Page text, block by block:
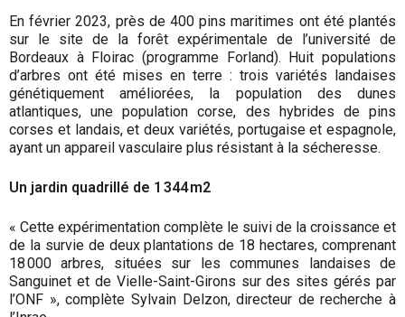
En février 2023, près de 400 pins maritimes ont été plantés
sur le site de la forêt expé­rimentale de l’université de
Bordeaux à Floirac (programme Forland). Huit popu­lations
d’arbres ont été mises en terre : trois variétés landaises
génétiquement améliorées, la population des dunes
atlantiques, une population corse, des hybrides de pins
corses et landais, et deux variétés, portugaise et espagnole,
ayant un appareil vasculaire plus résistant à la sécheresse.
Un jardin quadrillé de 1 344 m2
« Cette expérimentation complète le suivi de la croissance et
de la survie de deux plantations de 18 hectares, comprenant
18 000 arbres, situées sur les communes landaises de
Sanguinet et de Vielle-Saint-Girons sur des sites gérés par
l’ONF », complète Sylvain Delzon, directeur de recherche à